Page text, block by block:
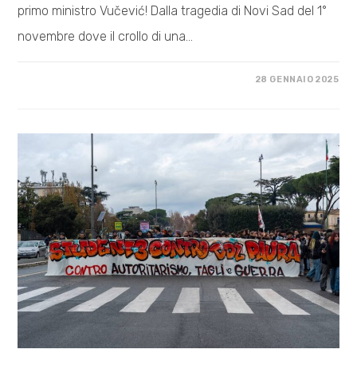
primo ministro Vučević! Dalla tragedia di Novi Sad del 1°
novembre dove il crollo di una…
IN
SERBIA
28 GENNAIO 2025